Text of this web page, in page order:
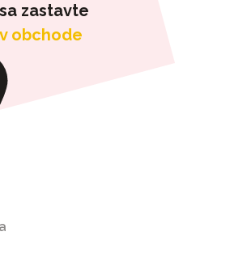
sa zastavte
v obchode